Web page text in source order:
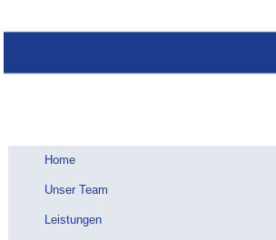
Home
Unser Team
Leistungen